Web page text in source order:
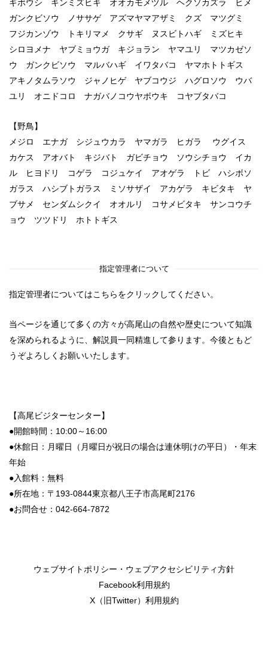
ギボウシ キンミズヒキ オオカモメヅル ヘクソカズラ ヒメ
ガンクビソウ ノササゲ アズマヤマアザミ クズ マツグミ
フジカンゾウ トキリマメ クサギ ヌスビトハギ ミズヒキ
シロヨメナ ヤブミョウガ キジョラン ヤマユリ マツカゼソ
ウ ガンクビソウ マルバハギ イワタバコ ヤマホトトギス
アキノタムラソウ ジャノヒゲ ヤブコウジ ハグロソウ ウバ
ユリ オニドコロ ナガバノコウヤボウキ コヤブタバコ
【野鳥】
メジロ エナガ シジュウカラ ヤマガラ ヒガラ ウグイス
カケス アオバト キジバト ガビチョウ ソウシチョウ イカ
ル ヒヨドリ コゲラ コジュケイ アオゲラ トビ ハシボソ
ガラス ハシブトガラス ミソサザイ アカゲラ キビタキ ヤ
ブサメ センダムシクイ オオルリ コサメビタキ サンコウチ
ョウ ツツドリ ホトトギス
指定管理者について
指定管理者についてはこちらをクリックしてください。
当ページを通じて多くの方々が高尾山の自然や歴史について知識
を深められるように、解説員一同精進して参ります。今後ともど
うぞよろしくお願いいたします。
【高尾ビジターセンター】
●開館時間：10:00～16:00
●休館日：月曜日（ 月曜日が祝日の場合は連休明けの平日）・年末
年始
●入館料：無料
●所在地：〒193-0844東京都八王子市高尾町2176
●お問合せ：042-664-7872
ウェブサイトポリシー・ウェブアクセシビリティ方針
Facebook利用規約
X（旧Twitter）利用規約